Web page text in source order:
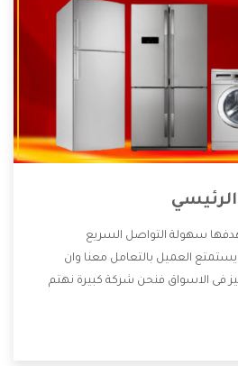
سهولة التواصل السريع
العميل بالتعامل معنا وان
فى الاسواق فنحن شركة كبيرة نهتم
خدمة الصيانة التى تكون من أهم